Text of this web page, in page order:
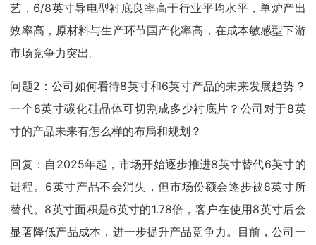
艺，6/8英寸导电型衬底良率高于行业平均水平，单炉产出
效率高，原材料与生产环节国产化率高，在成本敏感型下游
市场竞争力突出。
问题2：公司如何看待8英寸和6英寸产品的未来发展趋势？
一个8英寸碳化硅晶体可切割成多少衬底片？公司对于8英
寸的产品未来有怎么样的布局和规划？
回复：自2025年起，市场开始逐步推进8英寸替代6英寸的
进程。6英寸产品不会消失，但市场份额会逐步被8英寸所
替代。8英寸面积是6英寸的1.78倍，客户在使用8英寸后会
显著降低产品成本，进一步提升产品竞争力。目前，公司一